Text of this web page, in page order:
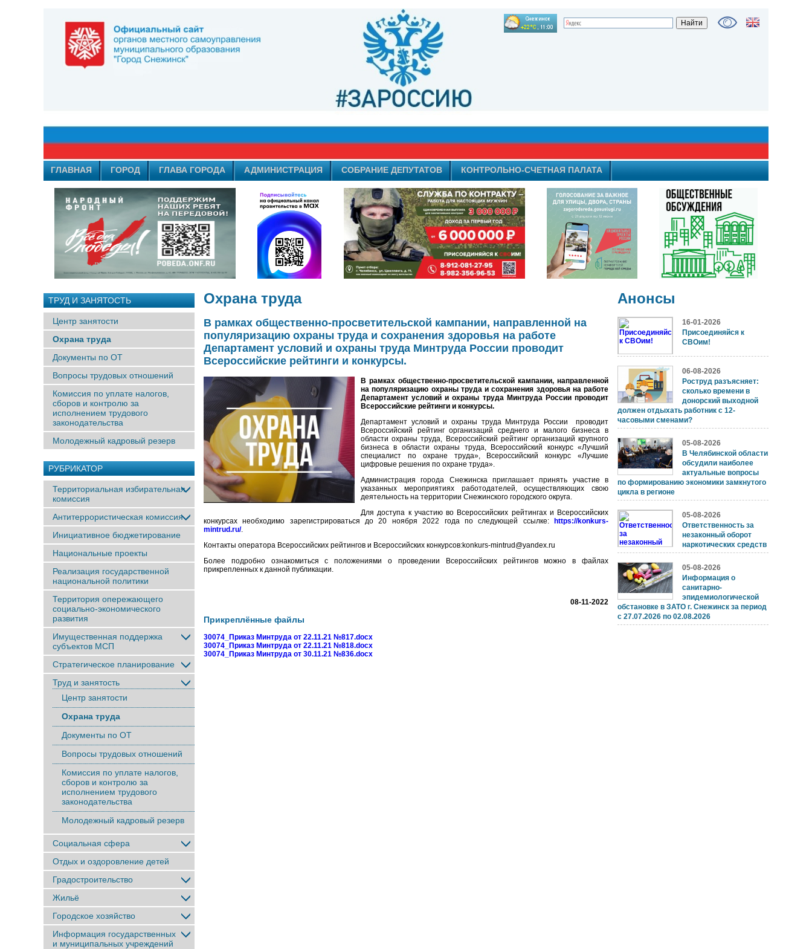
ГЛАВНАЯ ГОРОД ГЛАВА ГОРОДА АДМИНИСТРАЦИЯ СОБРАНИЕ ДЕПУТАТОВ КОНТРОЛЬНО-СЧЕТНАЯ ПАЛАТА
ТРУД И ЗАНЯТОСТЬ
Центр занятости
Охрана труда
Документы по ОТ
Вопросы трудовых отношений
Комиссия по уплате налогов,
сборов и контролю за
исполнением трудового
законодательства
Молодежный кадровый резерв
РУБРИКАТОР
Территориальная избирательная
комиссия
Антитеррористическая комиссия
Инициативное бюджетирование
Национальные проекты
Реализация государственной
национальной политики
Территория опережающего
социально-экономического
развития
Имущественная поддержка
субъектов МСП
Стратегическое планирование
Труд и занятость
Центр занятости
Охрана труда
Документы по ОТ
Вопросы трудовых отношений
Комиссия по уплате налогов,
сборов и контролю за
исполнением трудового
законодательства
Молодежный кадровый резерв
Социальная сфера
Отдых и оздоровление детей
Градостроительство
Жильё
Городское хозяйство
Информация государственных
и муниципальных учреждений
Охрана труда
В рамках общественно-просветительской кампании, направленной на
популяризацию охраны труда и сохранения здоровья на работе
Департамент условий и охраны труда Минтруда России проводит
Всероссийские рейтинги и конкурсы.
В рамках общественно-просветительской кампании, направленной
на популяризацию охраны труда и сохранения здоровья на работе
Департамент условий и охраны труда Минтруда России проводит
Всероссийские рейтинги и конкурсы.
Департамент условий и охраны труда Минтруда России проводит
Всероссийский рейтинг организаций среднего и малого бизнеса в
области охраны труда, Всероссийский рейтинг организаций крупного
бизнеса в области охраны труда, Всероссийский конкурс «Лучший
специалист по охране труда», Всероссийский конкурс «Лучшие
цифровые решения по охране труда».
Администрация города Снежинска приглашает принять участие в
указанных мероприятиях работодателей, осуществляющих свою
деятельность на территории Снежинского городского округа.
Для доступа к участию во Всероссийских рейтингах и Всероссийских
конкурсах необходимо зарегистрироваться до 20 ноября 2022 года по следующей ссылке:
https://konkurs-
mintrud.ru/.
Контакты оператора Всероссийских рейтингов и Всероссийских конкурсов:konkurs-mintrud@yandex.ru
Более подробно ознакомиться с положениями о проведении Всероссийских рейтингов можно в файлах
прикрепленных к данной публикации.
08-11-2022
Прикреплённые файлы
30074_Приказ Минтруда от 22.11.21 №817.docx
30074_Приказ Минтруда от 22.11.21 №818.docx
30074_Приказ Минтруда от 30.11.21 №836.docx
Анонсы
16-01-2026
Присоединяйся к
СВОим!
06-08-2026
Роструд разъясняет:
сколько времени в
донорский выходной
должен отдыхать работник с 12-
часовыми сменами?
05-08-2026
В Челябинской области
обсудили наиболее
актуальные вопросы
по формированию экономики замкнутого
цикла в регионе
05-08-2026
Ответственность за
незаконный оборот
наркотических средств
05-08-2026
Информация о
санитарно-
эпидемиологической
обстановке в ЗАТО г. Снежинск за период
с 27.07.2026 по 02.08.2026